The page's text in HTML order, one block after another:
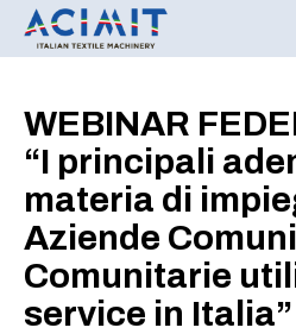
WEBINAR
“I principali
materia di
Aziende
Comunitarie
service in Italia”